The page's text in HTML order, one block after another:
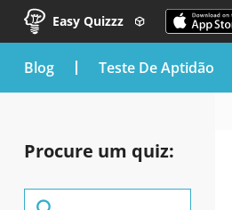
Easy Quizzz
blog Teste De Aptidão
Procure um quiz: